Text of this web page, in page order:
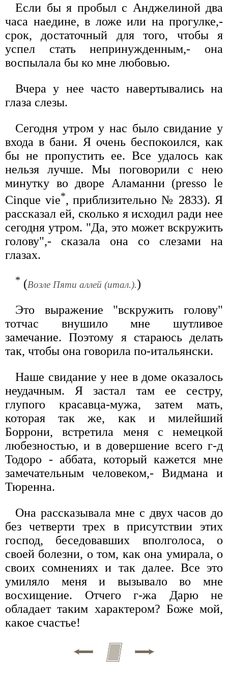
Если бы я пробыл с Анджелиной два
часа наедине, в ложе или на прогулке,-
срок, достаточный для того, чтобы я
успел стать непринужденным,- она
воспылала бы ко мне любовью.
Вчера у нее часто навертывались на
глаза слезы.
Сегодня утром у нас было свидание у
входа в бани. Я очень беспокоился, как
бы не пропустить ее. Все удалось как
нельзя лучше. Мы поговорили с нею
минутку во дворе Аламанни (presso le
Cinque vie*, приблизительно № 2833). Я
рассказал ей, сколько я исходил ради нее
сегодня утром. "Да, это может вскружить
голову",- сказала она со слезами на
глазах.
* (Возле Пяти аллей (итал.).)
Это выражение "вскружить голову"
тотчас внушило мне шутливое
замечание. Поэтому я стараюсь делать
так, чтобы она говорила по-итальянски.
Наше свидание у нее в доме оказалось
неудачным. Я застал там ее сестру,
глупого красавца-мужа, затем мать,
которая так же, как и милейший
Боррони, встретила меня с немецкой
любезностью, и в довершение всего г-д
Тодоро - аббата, который кажется мне
замечательным человеком,- Видмана и
Тюренна.
Она рассказывала мне с двух часов до
без четверти трех в присутствии этих
господ, беседовавших вполголоса, о
своей болезни, о том, как она умирала, о
своих сомнениях и так далее. Все это
умиляло меня и вызывало во мне
восхищение. Отчего г-жа Дарю не
обладает таким характером? Боже мой,
какое счастье!